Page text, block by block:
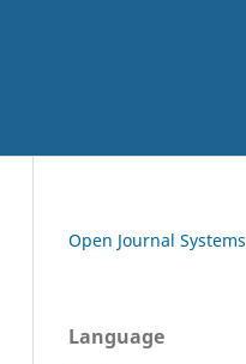
Open Journal Systems
Language